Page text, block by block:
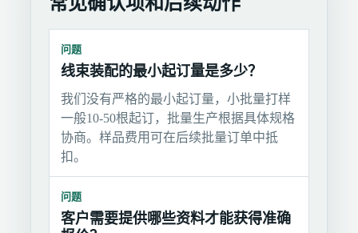
问题
线束装配的最小起订量是多少？
我们没有严格的最小起订量，小批量打样
一般10-50根起订，批量生产根据具体规格
协商。样品费用可在后续批量订单中抵
扣。
问题
客户需要提供哪些资料才能获得准确